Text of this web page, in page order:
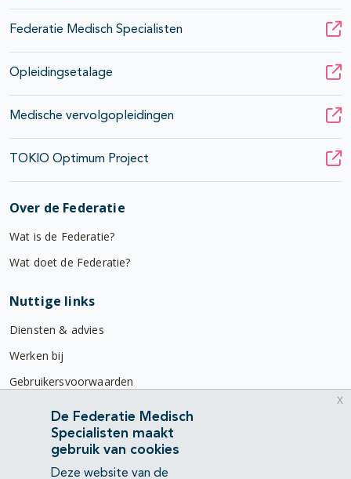
Federatie Medisch Specialisten
Opleidingsetalage
Medische vervolgopleidingen
TOKIO Optimum Project
Over de Federatie
Wat is de Federatie?
Wat doet de Federatie?
Nuttige links
Diensten & advies
Werken bij
Gebruikersvoorwaarden
Privacyverklaring
Contact
Mercatorlaan 1200
De Federatie Medisch
Specialisten maakt
gebruik van cookies
Deze website van de
x